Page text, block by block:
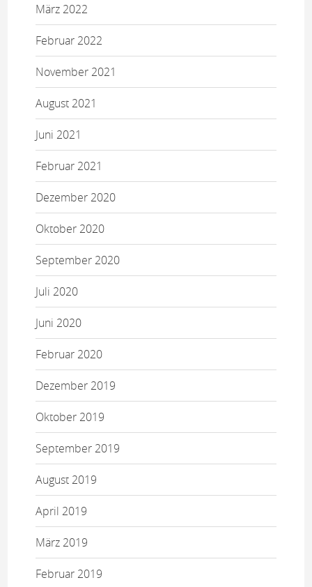
März 2022
Februar 2022
November 2021
August 2021
Juni 2021
Februar 2021
Dezember 2020
Oktober 2020
September 2020
Juli 2020
Juni 2020
Februar 2020
Dezember 2019
Oktober 2019
September 2019
August 2019
April 2019
März 2019
Februar 2019